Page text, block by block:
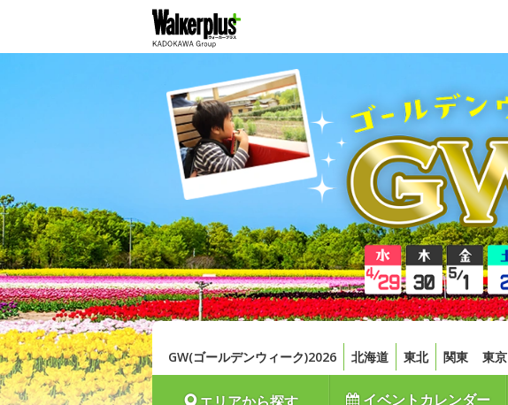
GW(ゴールデンウィーク)2026 北海道 東北 関東 東京
イベントカレンダー